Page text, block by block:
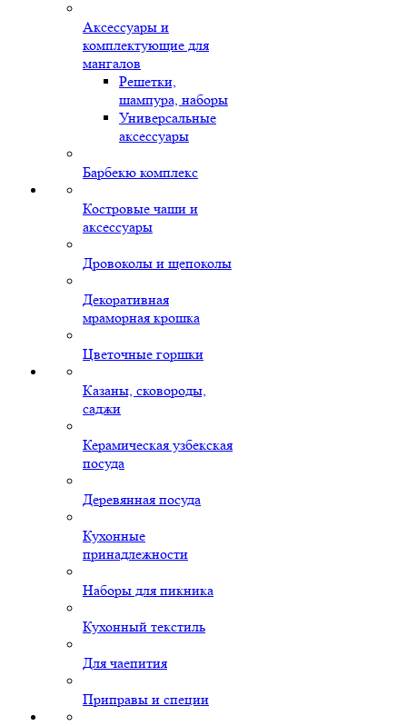
Аксессуары и
комплектующие для
мангалов
Решетки,
шампура, наборы
Универсальные
аксессуары
Барбекю комплекс
Костровые чаши и
аксессуары
Дровоколы и щепоколы
Декоративная
мраморная крошка
Цветочные горшки
Казаны, сковороды,
саджи
Керамическая узбекская
посуда
Деревянная посуда
Кухонные
принадлежности
Наборы для пикника
Кухонный текстиль
Для чаепития
Приправы и специи